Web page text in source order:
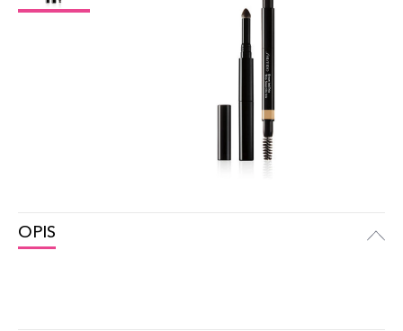
OPIS